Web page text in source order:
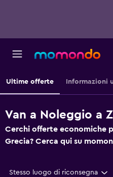
Ultime offerte Informazioni
Van a Noleggio a
Cerchi offerte economiche
Grecia? Cerca qui su
Stesso luogo di riconsegna